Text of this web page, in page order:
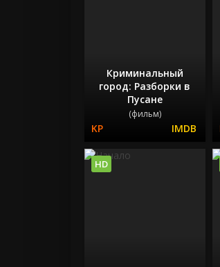
Криминальный
город: Разборки в
Пусане
(фильм)
HD